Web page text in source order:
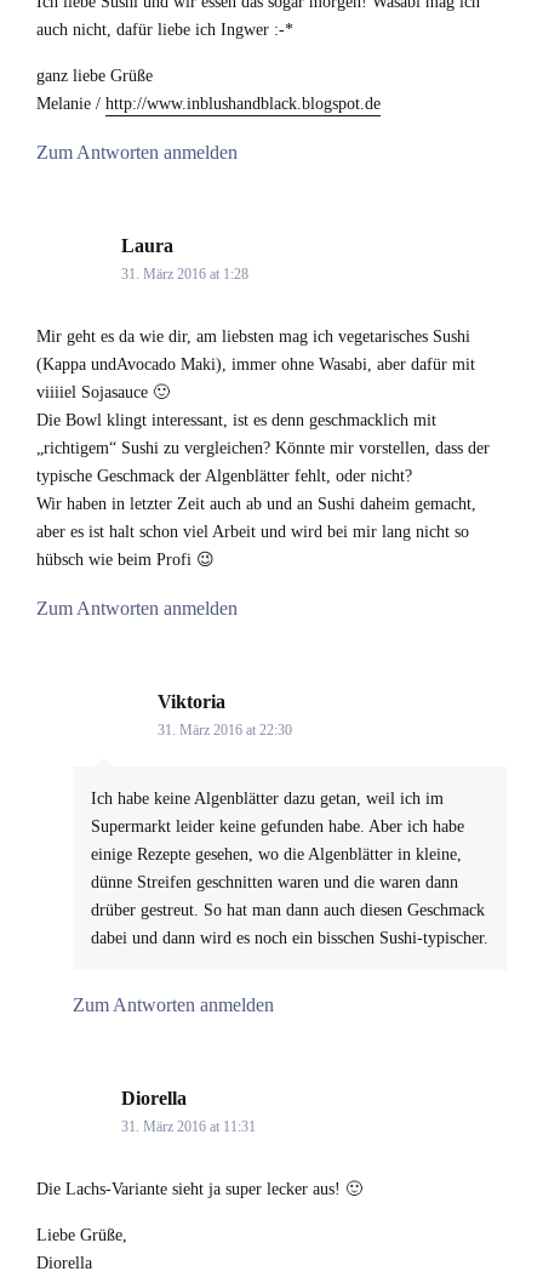
auch nicht, dafür liebe ich Ingwer :-*
ganz liebe Grüße
Melanie / http://www.inblushandblack.blogspot.de
Zum Antworten anmelden
Laura
31. März 2016 at 1:28
Mir geht es da wie dir, am liebsten mag ich vegetarisches Sushi
(Kappa undAvocado Maki), immer ohne Wasabi, aber dafür mit
viiiiel Sojasauce 🙂
Die Bowl klingt interessant, ist es denn geschmacklich mit
„richtigem“ Sushi zu vergleichen? Könnte mir vorstellen, dass der
typische Geschmack der Algenblätter fehlt, oder nicht?
Wir haben in letzter Zeit auch ab und an Sushi daheim gemacht,
aber es ist halt schon viel Arbeit und wird bei mir lang nicht so
hübsch wie beim Profi 😉
Zum Antworten anmelden
Viktoria
31. März 2016 at 22:30
Ich habe keine Algenblätter dazu getan, weil ich im
Supermarkt leider keine gefunden habe. Aber ich habe
einige Rezepte gesehen, wo die Algenblätter in kleine,
dünne Streifen geschnitten waren und die waren dann
drüber gestreut. So hat man dann auch diesen Geschmack
dabei und dann wird es noch ein bisschen Sushi-typischer.
Zum Antworten anmelden
Diorella
31. März 2016 at 11:31
Die Lachs-Variante sieht ja super lecker aus! 🙂
Liebe Grüße,
Diorella